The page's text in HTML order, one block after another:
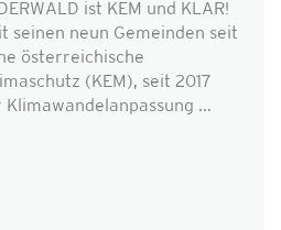
ist KEM und KLAR!
seinen neun Gemeinden seit
österreichische
(KEM), seit 2017
...